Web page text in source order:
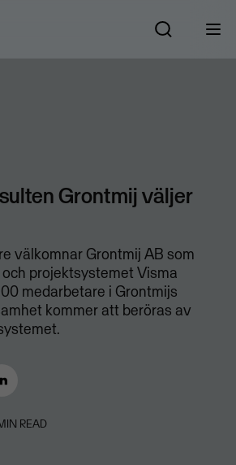
Grontmij väljer
välkomnar Grontmij AB som
projektsystemet Visma
medarbetare i Grontmijs
kommer att beröras av
READ